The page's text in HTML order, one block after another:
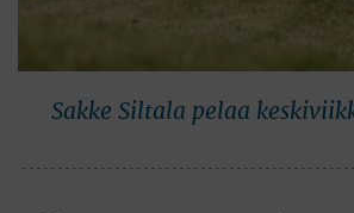
Sakke Siltala pelaa